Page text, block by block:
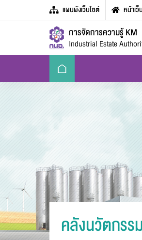
แผนผังเว็บไซต์ หน้าเ
การจัดการความรู้ KM
Industrial Estate
คลังนวัตกรร